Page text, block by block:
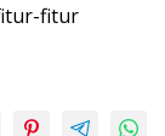
fitur